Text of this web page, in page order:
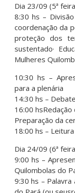
Dia 23/09 (5ª
8:30 hs –
coordenação da
proteção dos
sustentado·
Mulheres
10:30 hs –
para a plenária
14:30 hs –
16:00
Preparação da
18:00 hs –
Dia 24/09 (6ª
9:00 hs –
Quilombolas do
9:30 hs –